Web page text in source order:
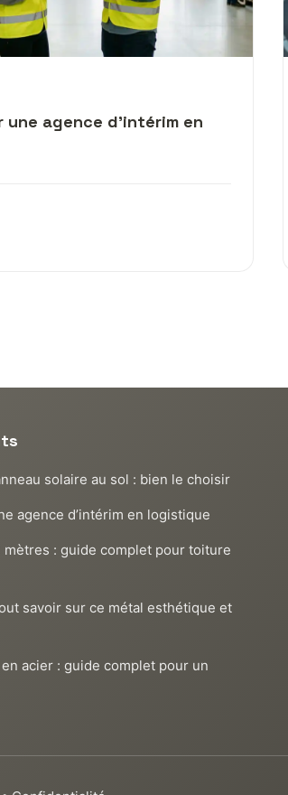
une agence d’intérim en
solaire au sol : bien le choisir
agence d’intérim en logistique
mètres : guide complet pour toiture
savoir sur ce métal esthétique et
acier : guide complet pour un